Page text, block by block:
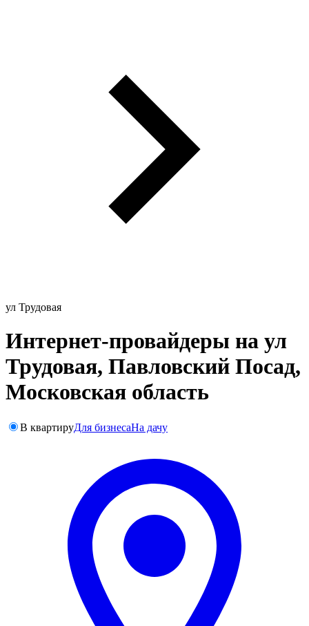
ул Трудовая
Интернет-провайдеры на ул
Трудовая, Павловский Посад,
Московская область
В квартируДля бизнесаНа дачу